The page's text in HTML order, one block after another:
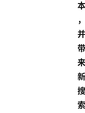
本
，
并
带
来
新
搜
索